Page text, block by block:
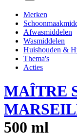
Merken
Afwasmiddelen
Wasmiddelen
Huishouden &
Thema's
Acties
MAÎTRE
500 ml